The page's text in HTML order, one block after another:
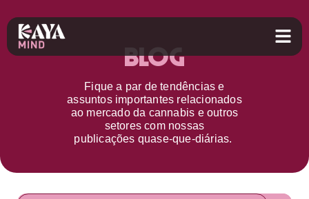
Blog
Fique a par detendências e
assuntos importantes relacionados
ao mercado da cannabis e outros
setorescom nossas
publicações quase-que-diárias.